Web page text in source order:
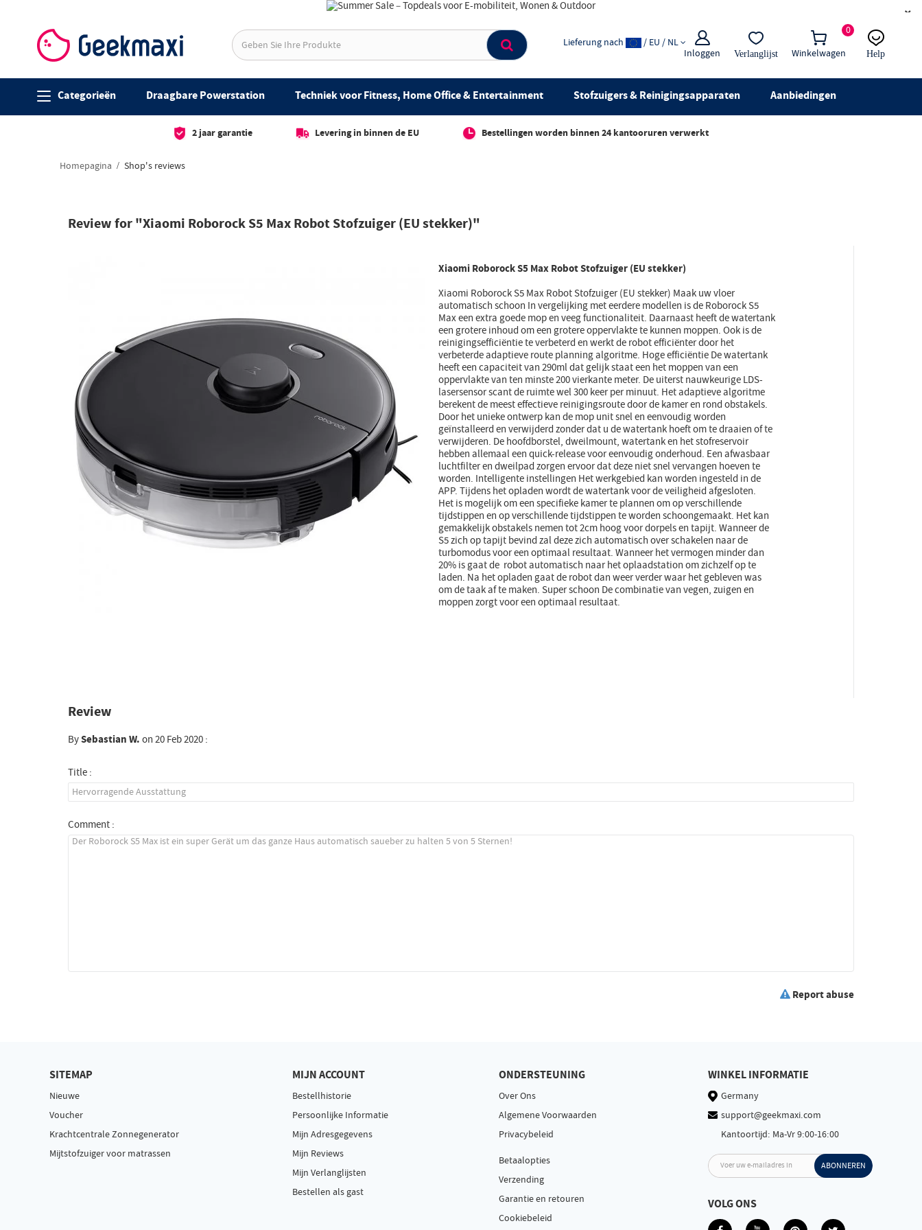
×
0
Winkelwagen
Inloggen Verlanglijst
Lieferung nach / EU / NL
Help
Live chat
Categorieën Draagbare Powerstation Techniek voor Fitness, Home Office & Entertainment Stofzuigers & Reinigingsapparaten Aanbiedingen
2 jaar garantie Levering in binnen de EU Bestellingen worden binnen 24 kantooruren verwerkt
Homepagina Shop's reviews
Review for "Xiaomi Roborock S5 Max Robot Stofzuiger (EU stekker)"
Xiaomi Roborock S5 Max Robot Stofzuiger (EU stekker)
Xiaomi Roborock S5 Max Robot Stofzuiger (EU stekker) Maak uw vloer
automatisch schoon In vergelijking met eerdere modellen is de Roborock S5
Max een extra goede mop en veeg functionaliteit. Daarnaast heeft de watertank
een grotere inhoud om een grotere oppervlakte te kunnen moppen. Ook is de
reinigingsefficiëntie te verbeterd en werkt de robot efficiënter door het
verbeterde adaptieve route planning algoritme. Hoge efficiëntie De watertank
heeft een capaciteit van 290ml dat gelijk staat een het moppen van een
oppervlakte van ten minste 200 vierkante meter. De uiterst nauwkeurige LDS-
lasersensor scant de ruimte wel 300 keer per minuut. Het adaptieve algoritme
berekent de meest effectieve reinigingsroute door de kamer en rond obstakels.
Door het unieke ontwerp kan de mop unit snel en eenvoudig worden
geïnstalleerd en verwijderd zonder dat u de watertank hoeft om te draaien of te
verwijderen. De hoofdborstel, dweilmount, watertank en het stofreservoir
hebben allemaal een quick-release voor eenvoudig onderhoud. Een afwasbaar
luchtfilter en dweilpad zorgen ervoor dat deze niet snel vervangen hoeven te
worden. Intelligente instellingen Het werkgebied kan worden ingesteld in de
APP. Tijdens het opladen wordt de watertank voor de veiligheid afgesloten.
Het is mogelijk om een specifieke kamer te plannen om op verschillende
tijdstippen en op verschillende tijdstippen te worden schoongemaakt. Het kan
gemakkelijk obstakels nemen tot 2cm hoog voor dorpels en tapijt. Wanneer de
S5 zich op tapijt bevind zal deze zich automatisch over schakelen naar de
turbomodus voor een optimaal resultaat. Wanneer het vermogen minder dan
20% is gaat de robot automatisch naar het oplaadstation om zichzelf op te
laden. Na het opladen gaat de robot dan weer verder waar het gebleven was
om de taak af te maken. Super schoon De combinatie van vegen, zuigen en
moppen zorgt voor een optimaal resultaat.
Review
BySebastian W.on 20 Feb 2020 :
Title :
Comment :
Report abuse
SITEMAP
Nieuwe
Voucher
Krachtcentrale Zonnegenerator
Mijtstofzuiger voor matrassen
MIJN ACCOUNT
Bestellhistorie
Persoonlijke Informatie
Mijn Adresgegevens
Mijn Reviews
Mijn Verlanglijsten
Bestellen als gast
ONDERSTEUNING
Over Ons
Algemene Voorwaarden
Privacybeleid
Betaalopties
Verzending
Garantie en retouren
Cookiebeleid
WINKEL INFORMATIE
Germany
support@geekmaxi.com
Kantoortijd: Ma-Vr 9:00-16:00
Voer uw e-mailadres in ABONNEREN
VOLG ONS